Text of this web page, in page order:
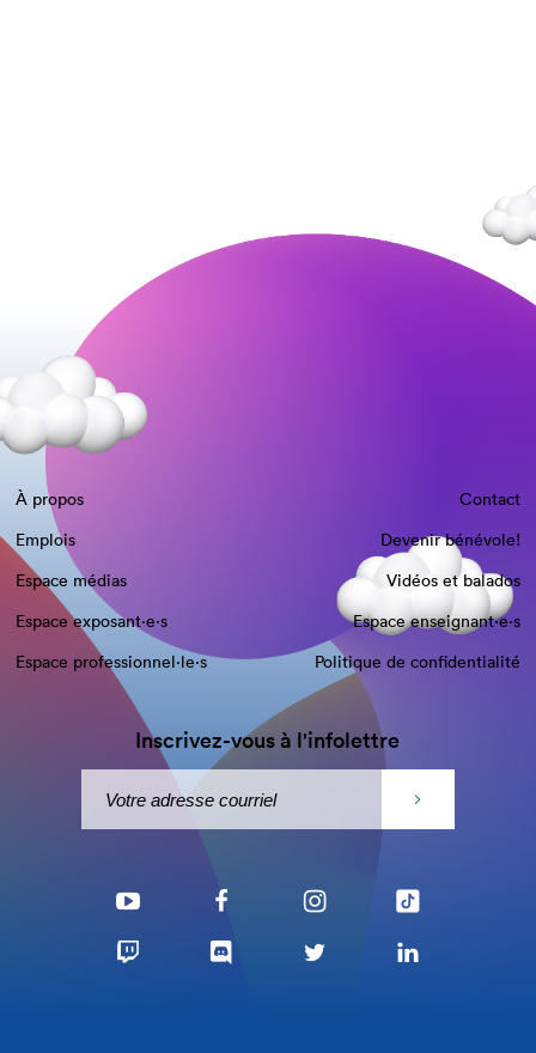
À propos
Contact
Emplois
Devenir bénévole!
Espace médias
Vidéos et balados
Espace exposant·e⋅s
Espace enseignant·e⋅s
Espace professionnel·le⋅s
Politique de confidentialité
Inscrivez-vous à l'infolettre